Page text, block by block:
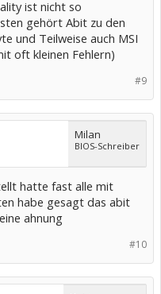
ist nicht so
gehört Abit zu den
und Teilweise auch MSI
oft kleinen Fehlern)
#9
Milan
BIOS-Schreiber
hatte fast alle mit
habe gesagt das abit
ahnung
#10